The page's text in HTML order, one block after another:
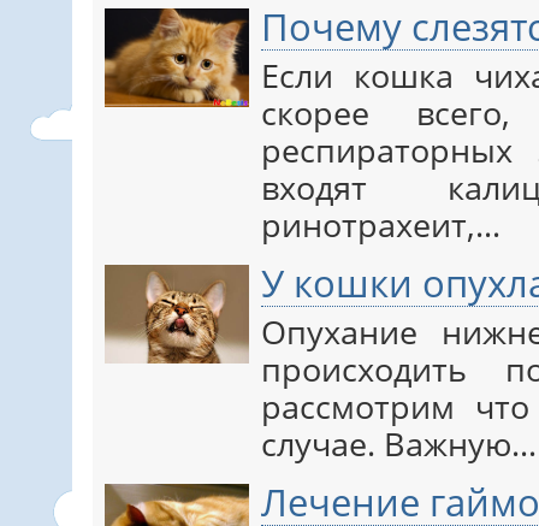
Почему
Если кошка
скорее
входят
ринотрахеит,…
У кошки
Опухание
происходить
рассмотрим
случае. Важную…
Лечение